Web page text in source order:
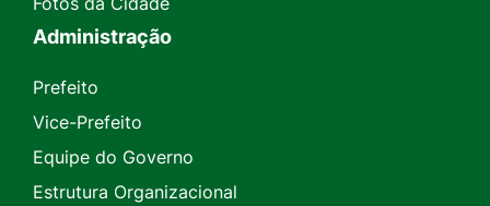
Administração
Prefeito
Vice-Prefeito
Equipe do Governo
Estrutura Organizacional